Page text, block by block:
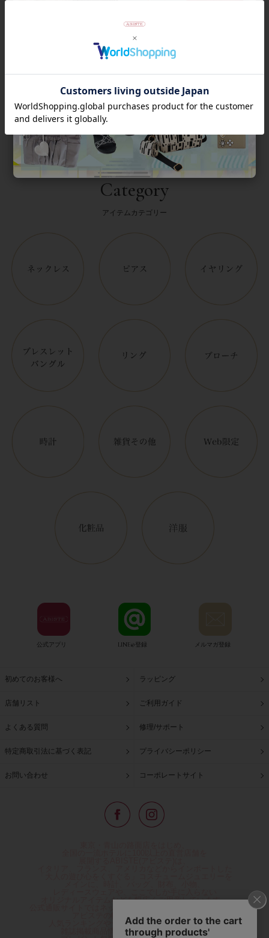
返品について
Category
アイテムカテゴリー
公式アプリ LINE@登録 メルマガ登録
初めてのお客様へ ラッピング
店舗リスト ご利用ガイド
よくある質問 修理/サポート
特定商取引法に基づく表記 プライバシーポリシー
お問い合わせ コーポレートサイト
オリジナルアイテムなどを幅広くご用意しています。
アビステの幅広い商品を取り揃え、
人気ランキングやテレビなどメディア着用商品、
雑誌掲載商品情報を紹介するコンテンツ、